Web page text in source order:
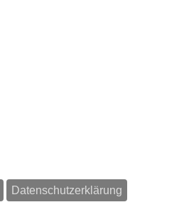
Datenschutzerklärung